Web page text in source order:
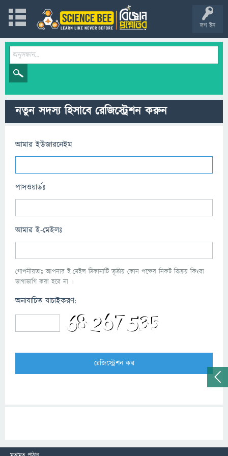
লগ ইন
নতুন সদস্য হিসাবে রেজিস্ট্রেশন করুন
আমার ইউজারনেইম
পাসওয়ার্ডঃ
আমার ই-মেইলঃ
গোপনীয়তাঃ আপনার ই-মেইল ঠিকানাটি তৃতীয় কোন পক্ষের নিকট বিক্রয় কিংবা
ভাগাভাগি করা হবে না ।
অনাযাচিত যাচাইকরণ: